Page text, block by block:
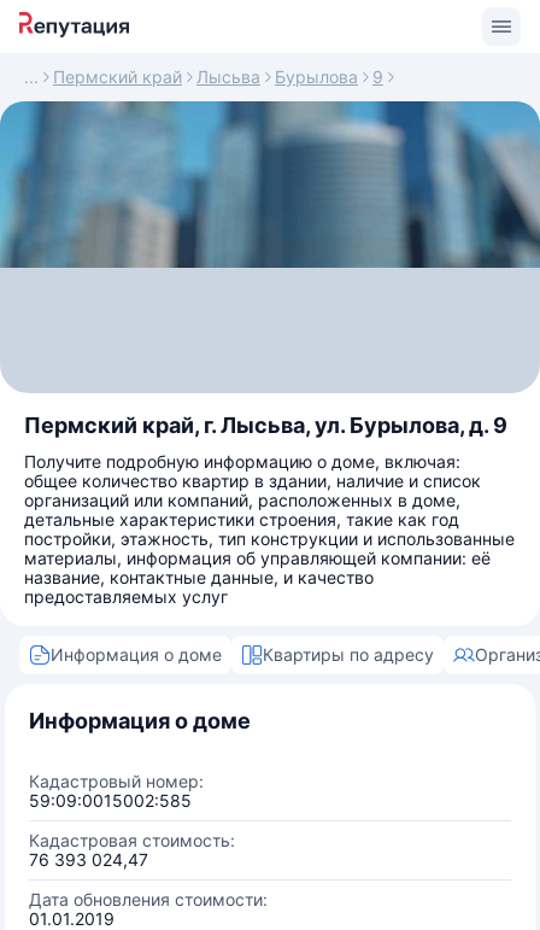
Пермский край Лысьва Бурылова 9
Пермский край, г. Лысьва, ул. Бурылова, д. 9
Получите подробную информацию о доме, включая:
общее количество квартир в здании, наличие и список
организаций или компаний, расположенных в доме,
детальные характеристики строения, такие как год
постройки, этажность, тип конструкции и использованные
материалы, информация об управляющей компании: её
название, контактные данные, и качество
предоставляемых услуг
Информация о доме Квартиры по адресу
Информация о доме
Кадастровый номер:
59:09:0015002:585
Кадастровая стоимость:
76 393 024,47
Дата обновления стоимости:
01.01.2019